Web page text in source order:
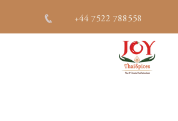
+44 7522 788558